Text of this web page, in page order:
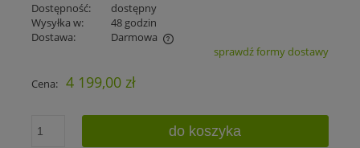
Dostępność:
dostępny
Wysyłka w:
48 godzin
Dostawa:
Darmowa
Cena nie zawiera ewentualnych kosztów płatności
sprawdź formy dostawy
Cena: 4 199,00 zł
do koszyka